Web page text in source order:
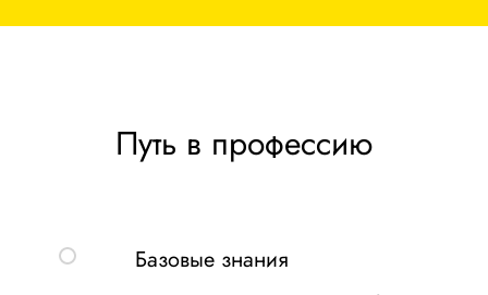
Путь в профессию
Базовые знания